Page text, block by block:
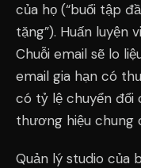
của họ (“buổi tập
tặng”). Huấn luyện
Chuỗi email sẽ lo
email gia hạn có
có tỷ lệ chuyển đổi
thương hiệu chung
Quản lý studio của